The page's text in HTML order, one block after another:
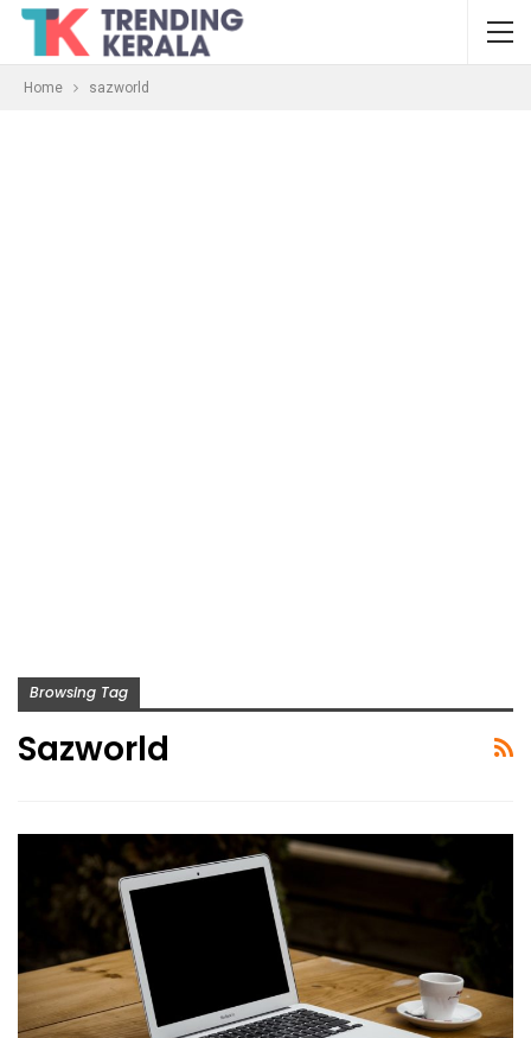
Home sazworld
Browsing Tag
Sazworld